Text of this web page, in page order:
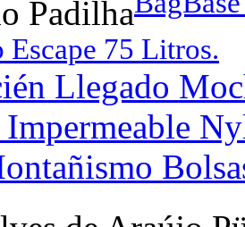
Padilha
Escape 75 Litros.
Llegado